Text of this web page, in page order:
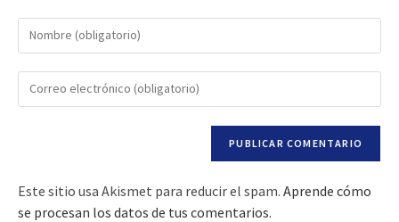
Este sitio usa Akismet para reducir el spam. Aprende cómo
se procesan los datos de tus comentarios.